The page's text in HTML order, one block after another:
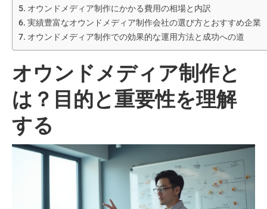
オウンドメディア制作にかかる費用の相場と内訳
実績豊富なオウンドメディア制作会社の選び方とおすすめ企業
オウンドメディア制作での効果的な運用方法と成功への道
オウンドメディア制作と
は？目的と重要性を理解
する